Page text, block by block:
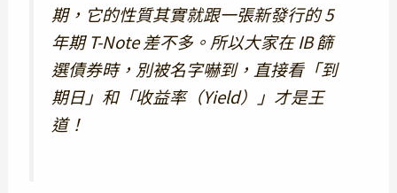
期，它的性質其實就跟一張新發行的 5
年期 T-Note 差不多。所以大家在 IB 篩
選債券時，別被名字嚇到，直接看「到
期日」和「收益率（Yield）」才是王
道！